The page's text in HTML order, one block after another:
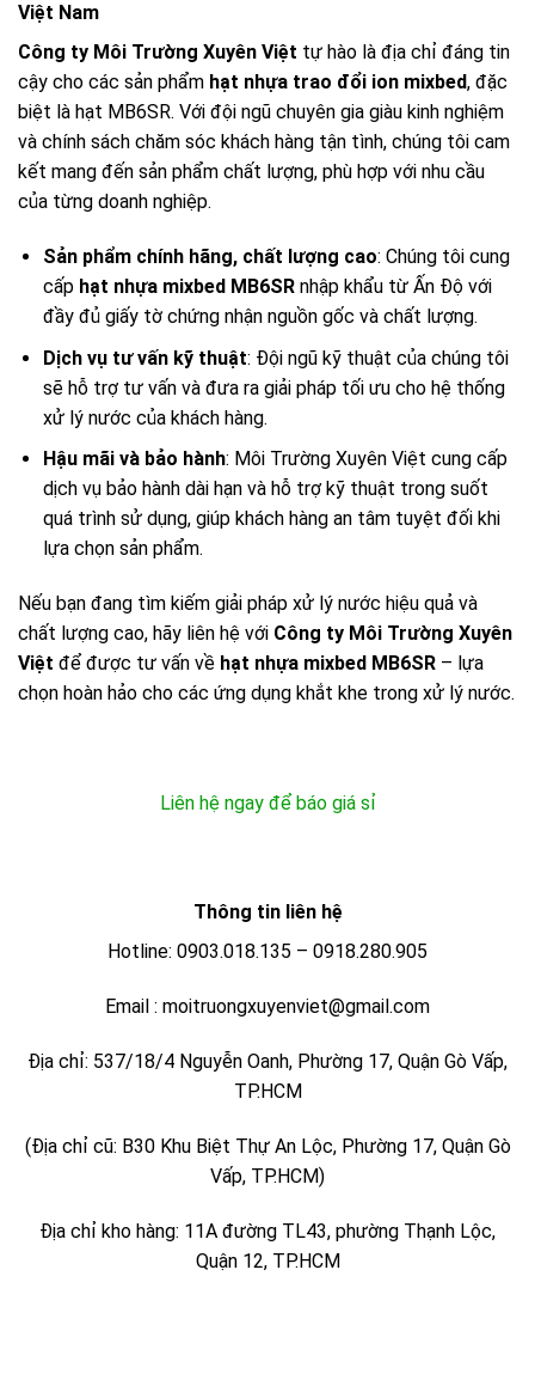
Việt Nam
Công ty Môi Trường Xuyên Việt tự hào là địa chỉ đáng tin
cậy cho các sản phẩm hạt nhựa trao đổi ion mixbed, đặc
biệt là hạt MB6SR. Với đội ngũ chuyên gia giàu kinh nghiệm
và chính sách chăm sóc khách hàng tận tình, chúng tôi cam
kết mang đến sản phẩm chất lượng, phù hợp với nhu cầu
của từng doanh nghiệp.
Sản phẩm chính hãng, chất lượng cao: Chúng tôi cung
cấp hạt nhựa mixbed MB6SRnhập khẩu từ Ấn Độ với
đầy đủ giấy tờ chứng nhận nguồn gốc và chất lượng.
Dịch vụ tư vấn kỹ thuật: Đội ngũ kỹ thuật của chúng tôi
sẽ hỗ trợ tư vấn và đưa ra giải pháp tối ưu cho hệ thống
xử lý nước của khách hàng.
Hậu mãi và bảo hành: Môi Trường Xuyên Việt cung cấp
dịch vụ bảo hành dài hạn và hỗ trợ kỹ thuật trong suốt
quá trình sử dụng, giúp khách hàng an tâm tuyệt đối khi
lựa chọn sản phẩm.
Nếu bạn đang tìm kiếm giải pháp xử lý nước hiệu quả và
chất lượng cao, hãy liên hệ với Công ty Môi Trường Xuyên
Việt để được tư vấn về hạt nhựa mixbed MB6SR – lựa
chọn hoàn hảo cho các ứng dụng khắt khe trong xử lý nước.
Liên hệ ngay để báo giá sỉ
Thông tin liên hệ
Hotline: 0903.018.135 – 0918.280.905
Email : moitruongxuyenviet@gmail.com
Địa chỉ: 537/18/4 Nguyễn Oanh, Phường 17, Quận Gò Vấp,
TP.HCM
(Địa chỉ cũ: B30 Khu Biệt Thự An Lộc, Phường 17, Quận Gò
Vấp, TP.HCM)
Địa chỉ kho hàng: 11A đường TL43, phường Thạnh Lộc,
Quận 12, TP.HCM